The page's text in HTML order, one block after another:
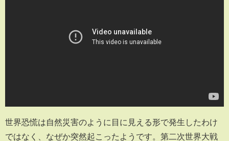
世界恐慌は自然災害のように目に見える形で発生したわけ
ではなく、なぜか突然起こったようです。第二次世界大戦